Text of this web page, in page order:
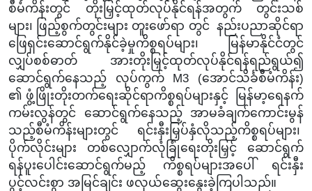
စီမံကိန်းတွင် တိုးမြှင့်ထုတ်လုပ်နိုင်ရန်အတွက် တွင်းသစ်
များ၊ ဖြည့်စွက်တွင်းများ တူးဖော်ရာ တွင် နည်းပညာဆိုင်ရာ
ဖြေရှင်းဆောင်ရွက်နိုင်ခဲ့မှုကိစ္စရပ်များ၊ မြန်မာနိုင်ငံတွင်
လျှပ်စစ်ဓာတ် အားတိုးမြှင့်ထုတ်လုပ်နိုင်ရန်ရည်ရွယ်၍
ဆောင်ရွက်နေသည့် လုပ်ကွက် M3 (အောင်သိင်္ခစီမံကိန်း)
၏ ဖွံ့ဖြိုးတိုးတက်ရေးဆိုင်ရာကိစ္စရပ်များနှင့် မြန်မာ့ရေနက်
ကမ်းလွန်တွင် ဆောင်ရွက်နေသည့် အာမခံချက်ကောင်းမွန်
သည့်စီမံကိန်းများတွင် ရင်းနှီးမြှပ်နှံလိုသည့်ကိစ္စရပ်များ၊
ပိုက်လိုင်းများ တစ်လျှောက်လုံခြုံရေးတိုးမြှင့် ဆောင်ရွက်
ရန်ပူးပေါင်းဆောင်ရွက်မည့် ကိစ္စရပ်များအပေါ် ရင်းနှီး
ပွင့်လင်းစွာ အမြင်ချင်း ဖလှယ်ဆွေးနွေးခဲ့ကြပါသည်။